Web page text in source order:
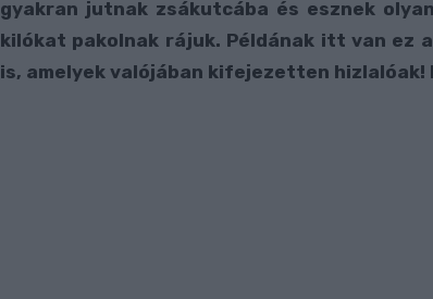
gyakran jutnak zsákutcába és esznek
kilókat pakolnak rájuk. Példának itt van ez
is, amelyek valójában kifejezetten hizlalóak!